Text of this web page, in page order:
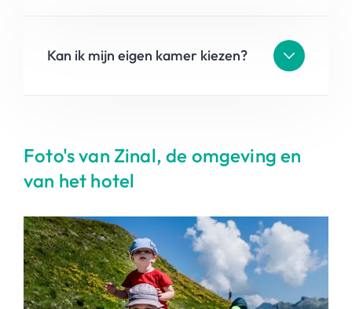
Kan ik mijn eigen kamer kiezen?
Foto's van Zinal, de omgeving en
van het hotel